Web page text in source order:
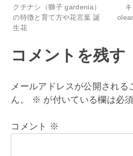
投
稿
ナ
ビ
ゲ
ー
クチナシ（獅子 gardenia）
の特徴と育て方や花言葉 誕
生花
コメントを残す
メールアドレスが公開される
ん。
※ が付いている欄は必
コメント ※